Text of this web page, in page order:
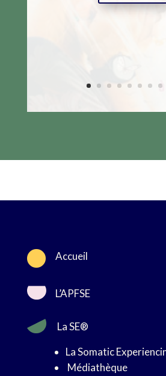
 Accueil
L’APFSE
La SE®
La Somatic
Médiathèque